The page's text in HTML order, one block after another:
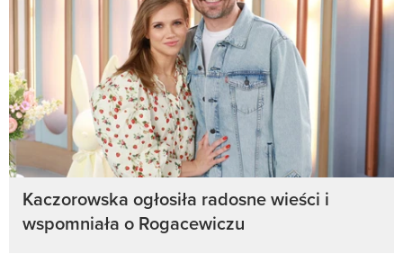
Kaczorowska ogłosiła radosne wieści i
wspomniała o Rogacewiczu